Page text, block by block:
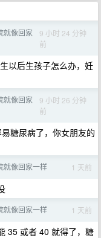
就像回家
9 小时 24 分钟
前
以后生孩子怎么办，妊
就像回家
9 小时 26 分钟
前
糖尿病了，你女朋友的
就像回家一样 1 天前
就像回家一样 1 天前
35 或者 40 就得了，糖